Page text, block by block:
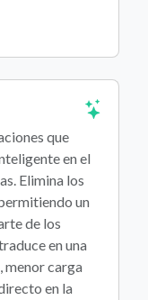
que
en el
Elimina los
un
de los
en una
menor carga
en la